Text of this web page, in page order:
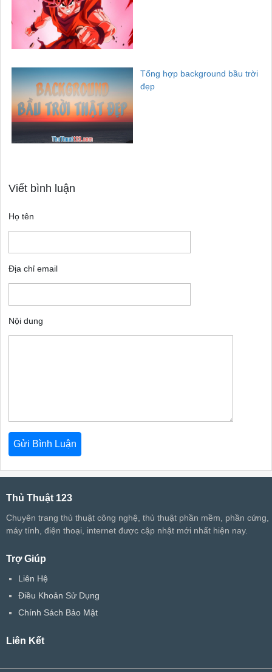
Tổng hợp background bầu trời
đẹp
Viết bình luận
Họ tên
Địa chỉ email
Nội dung
Thủ Thuật 123
Chuyên trang thủ thuật công nghệ, thủ thuật phần mềm, phần cứng,
máy tính, điện thoại, internet được cập nhật mới nhất hiện nay.
Trợ Giúp
Liên Hệ
Điều Khoản Sử Dụng
Chính Sách Bảo Mật
Liên Kết